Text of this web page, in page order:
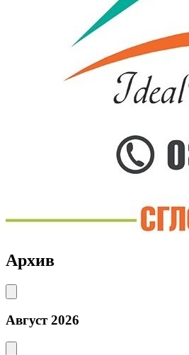
Архив
Август 2026